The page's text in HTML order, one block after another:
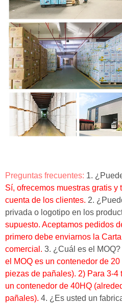
Preguntas frecuentes: 1.
Sí, ofrecemos muestras gratis y
cuenta de los clientes. 2.
privada o logotipo en los
supuesto. Aceptamos pedidos
primero debe enviarnos la
comercial. 3. ¿Cuál es el MOQ?
el MOQ es un contenedor de
piezas de pañales). 2) Para 3-4
un contenedor de 40HQ
pañales). 4. ¿Es usted un